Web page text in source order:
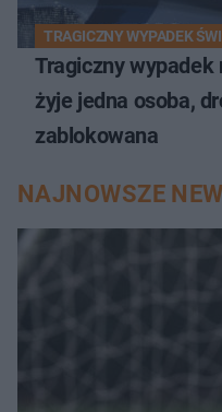
TRAGICZNY WYPADEK
Tragiczny wypadek
żyje jedna osoba,
zablokowana
NAJNOWSZE